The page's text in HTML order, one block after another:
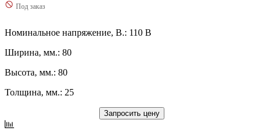
Под заказ
Номинальное напряжение, В.: 110 В
Ширина, мм.: 80
Высота, мм.: 80
Толщина, мм.: 25
Запросить цену